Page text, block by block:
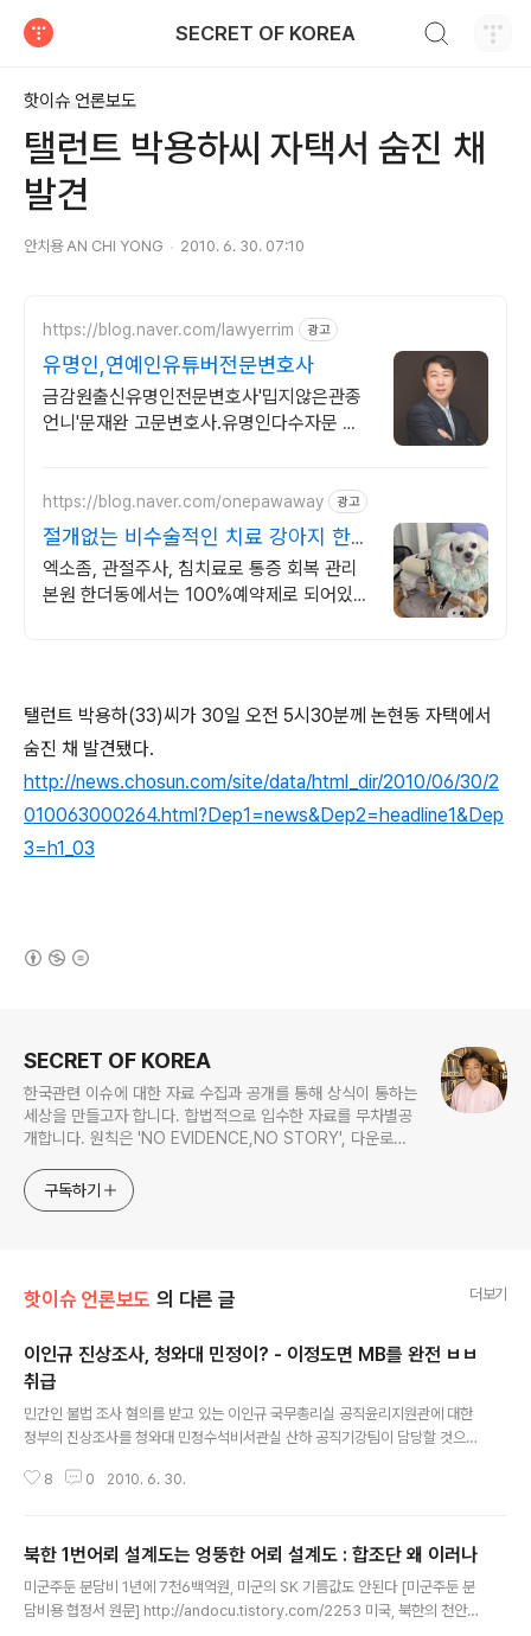
SECRET OF KOREA
핫이슈 언론보도
탤런트 박용하씨 자택서 숨진 채
발견
안치용 AN CHI YONG 2010. 6. 30. 07:10
https://blog.naver.com/lawyerrim 광고
유명인,연예인유튜버전문변호사
금감원출신유명인전문변호사'밉지않은관종
언니'문재완 고문변호사.유명인다수자문 보
https://blog.naver.com/onepawaway 광고
절개없는 비수술적인 치료 강아지 한의
원
엑소좀, 관절주사, 침치료로 통증 회복 관리
본원 한더동에서는 100%예약제로 되어있어
탤런트 박용하(33)씨가 30일 오전 5시30분께 논현동 자택에서
숨진 채 발견됐다.
http://news.chosun.com/site/data/html_dir/2010/06/30/2
010063000264.html?Dep1=news&Dep2=headline1&Dep
3=h1_03
SECRET OF KOREA
한국관련 이슈에 대한 자료 수집과 공개를 통해 상식이 통하는
세상을 만들고자 합니다. 합법적으로 입수한 자료를 무차별공
개합니다. 원칙은 'NO EVIDENCE,NO STORY', 다운로드
jesim56@gmail.com, 안보일때는 구글리더나 RSS로!!
구독하기
핫이슈 언론보도 의 다른 글 더보기
이인규 진상조사, 청와대 민정이? - 이정도면 MB를 완전 ㅂㅂ
취급
민간인 불법 조사 혐의를 받고 있는 이인규 국무총리실 공직윤리지원관에 대한
정부의 진상조사를 청와대 민정수석비서관실 산하 공직기강팀이 담당할 것으로
온 계선상에 있었던 것으로 알려져, 제대로 객관적인 조사가 이뤄질지 의문이라
관이 고혈압 등의 증세로 입원중이어서 퇴원하는 대로 사실 여부를 확인하고 법
규 위반이 있는지 조사할 예정”이라며 “조사 결과 법규 위반이 드러나면 인사위
원회를 열어 적절히 조처하게 될 것”이라고 말했다. 이 지원관에 대한 조..
8 0 2010. 6. 30.
북한 1번어뢰 설계도는 엉뚱한 어뢰 설계도 : 합조단 왜 이러나
미군주둔 분담비 1년에 7천6백억원, 미군의 SK 기름값도 안된다 [미군주둔 분
담비용 협정서 원문] http://andocu.tistory.com/2253 미국, 북한의 천안